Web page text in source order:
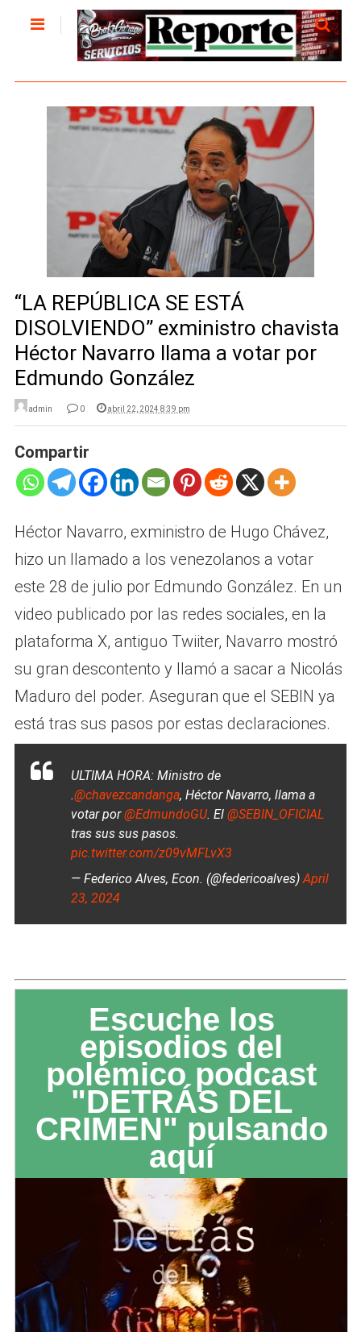
“LA REPÚBLICA SE ESTÁ
DISOLVIENDO” exministro chavista
Héctor Navarro llama a votar por
Edmundo González
admin 0 abril 22, 2024 8:39 pm
Compartir
Héctor Navarro, exministro de Hugo Chávez,
hizo un llamado a los venezolanos a votar
este 28 de julio por Edmundo González. En un
video publicado por las redes sociales, en la
plataforma X, antiguo Twiiter, Navarro mostró
su gran descontento y llamó a sacar a Nicolás
Maduro del poder. Aseguran que el SEBIN ya
está tras sus pasos por estas declaraciones.
ULTIMA HORA: Ministro de
.@chavezcandanga, Héctor Navarro, llama a
votar por@EdmundoGU. El @SEBIN_OFICIAL
tras sus sus pasos.
pic.twitter.com/z09vMFLvX3
— Federico Alves, Econ. (@federicoalves) April
23, 2024
Escuche los
episodios del
polémico podcast
"DETRÁS DEL
CRIMEN" pulsando
aquí